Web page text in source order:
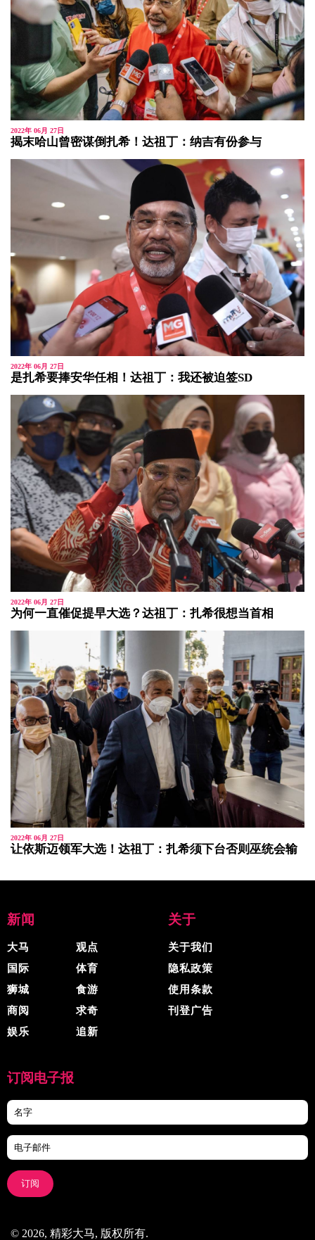
2022年 06月 27日
揭末哈山曾密谋倒扎希！达祖丁：纳吉有份参与
2022年 06月 27日
是扎希要捧安华任相！达祖丁：我还被迫签SD
2022年 06月 27日
为何一直催促提早大选？达祖丁：扎希很想当首相
2022年 06月 27日
让依斯迈领军大选！达祖丁：扎希须下台否则巫统会输
新闻
大马
国际
狮城
商阅
娱乐
观点
体育
食游
求奇
追新
关于
关于我们
隐私政策
使用条款
刊登广告
订阅电子报
订阅
© 2026, 精彩大马, 版权所有.